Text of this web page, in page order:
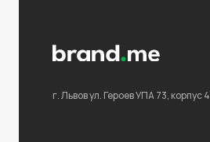
г. Львовул. Героев УПА 73, корпус 4